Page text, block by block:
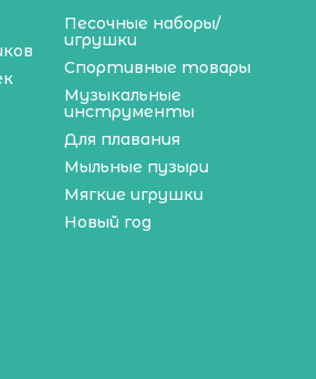
Песочные наборы/
игрушки
Спортивные товары
Музыкальные
инструменты
Для плавания
Мыльные пузыри
Мягкие игрушки
Новый год